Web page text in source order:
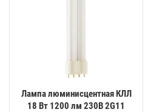
Лампа люминисцентная КЛЛ
18 Вт 1200 лм 230В 2G11